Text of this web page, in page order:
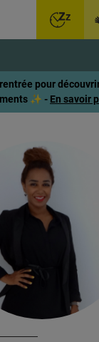
pour
✨ - En savoir